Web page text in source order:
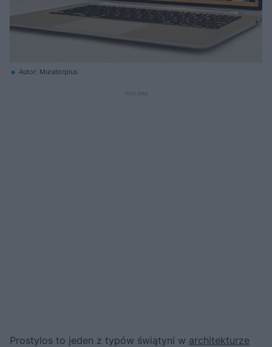
Autor: Muratorplus
Prostylos to jeden z typów świątyni w architekturze